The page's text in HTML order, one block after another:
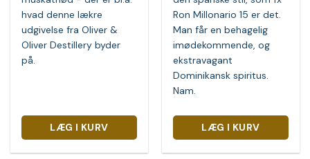
hvad denne lækre
udgivelse fra Oliver &
Oliver Destillery byder
på.
LÆG I KURV
Ron Millonario 15 er det.
Man får en behagelig
imødekommende, og
ekstravagant
Dominikansk spiritus.
Nam.
LÆG I KURV